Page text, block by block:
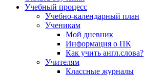
Учебный процесс
Учебно-календарный план
Ученикам
Мой дневник
Информация о ПК
Как учить англ.слова?
Учителям
Классные журналы